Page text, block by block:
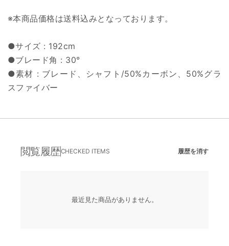
※本商品価格は送料込みとなっております。
●サイズ : 192cm
●ブレード角 : 30°
●素材 : ブレード、シャフト/50%カーボン、50%グラ
スファイバー
閲覧履歴CHECKED ITEMS 履歴を消す
最近見た商品がありません。